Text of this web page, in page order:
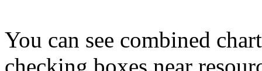
You can see combined
checking boxes near